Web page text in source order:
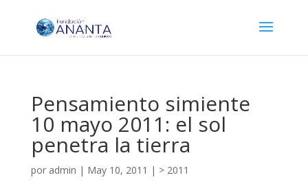
Pensamiento simiente
10 mayo 2011: el sol
penetra la tierra
por admin | May 10, 2011 | > 2011